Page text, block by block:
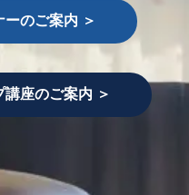
のご案内 ＞
座のご案内 ＞